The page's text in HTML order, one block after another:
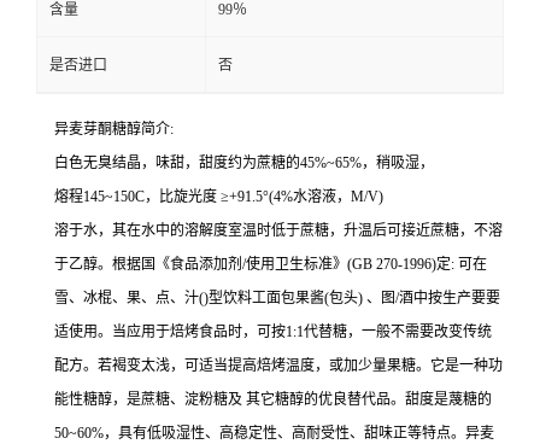
含量 99％
是否进口 否
异麦芽酮糖醇简介:
白色无臭结晶，味甜，甜度约为蔗糖的45%~65%，稍吸湿，
熔程145~150C，比旋光度 ≥+91.5°(4%水溶液，M/V)
溶于水，其在水中的溶解度室温时低于蔗糖，升温后可接近蔗糖，不溶
于乙醇。根据国《食品添加剂/使用卫生标准》(GB 270-1996)定: 可在
雪、冰棍、果、点、汁()型饮料工面包果酱(包头) 、图/酒中按生产要要
适使用。当应用于焙烤食品时，可按1:1代替糖，一般不需要改变传统
配方。若褐变太浅，可适当提高焙烤温度，或加少量果糖。它是一种功
能性糖醇，是蔗糖、淀粉糖及 其它糖醇的优良替代品。甜度是蔑糖的
50~60%，具有低吸湿性、高稳定性、高耐受性、甜味正等特点。异麦